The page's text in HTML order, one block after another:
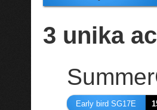
3 unika
Early bird SG17E